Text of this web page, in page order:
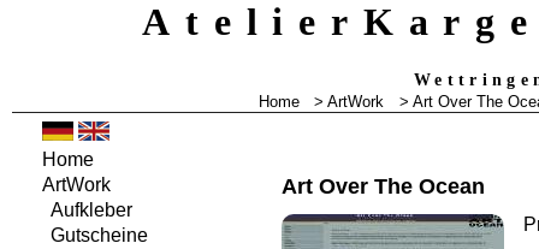
Home > ArtWork > Art Over The
Art Over The Ocean
Home
ArtWork
Aufkleber
Gutscheine